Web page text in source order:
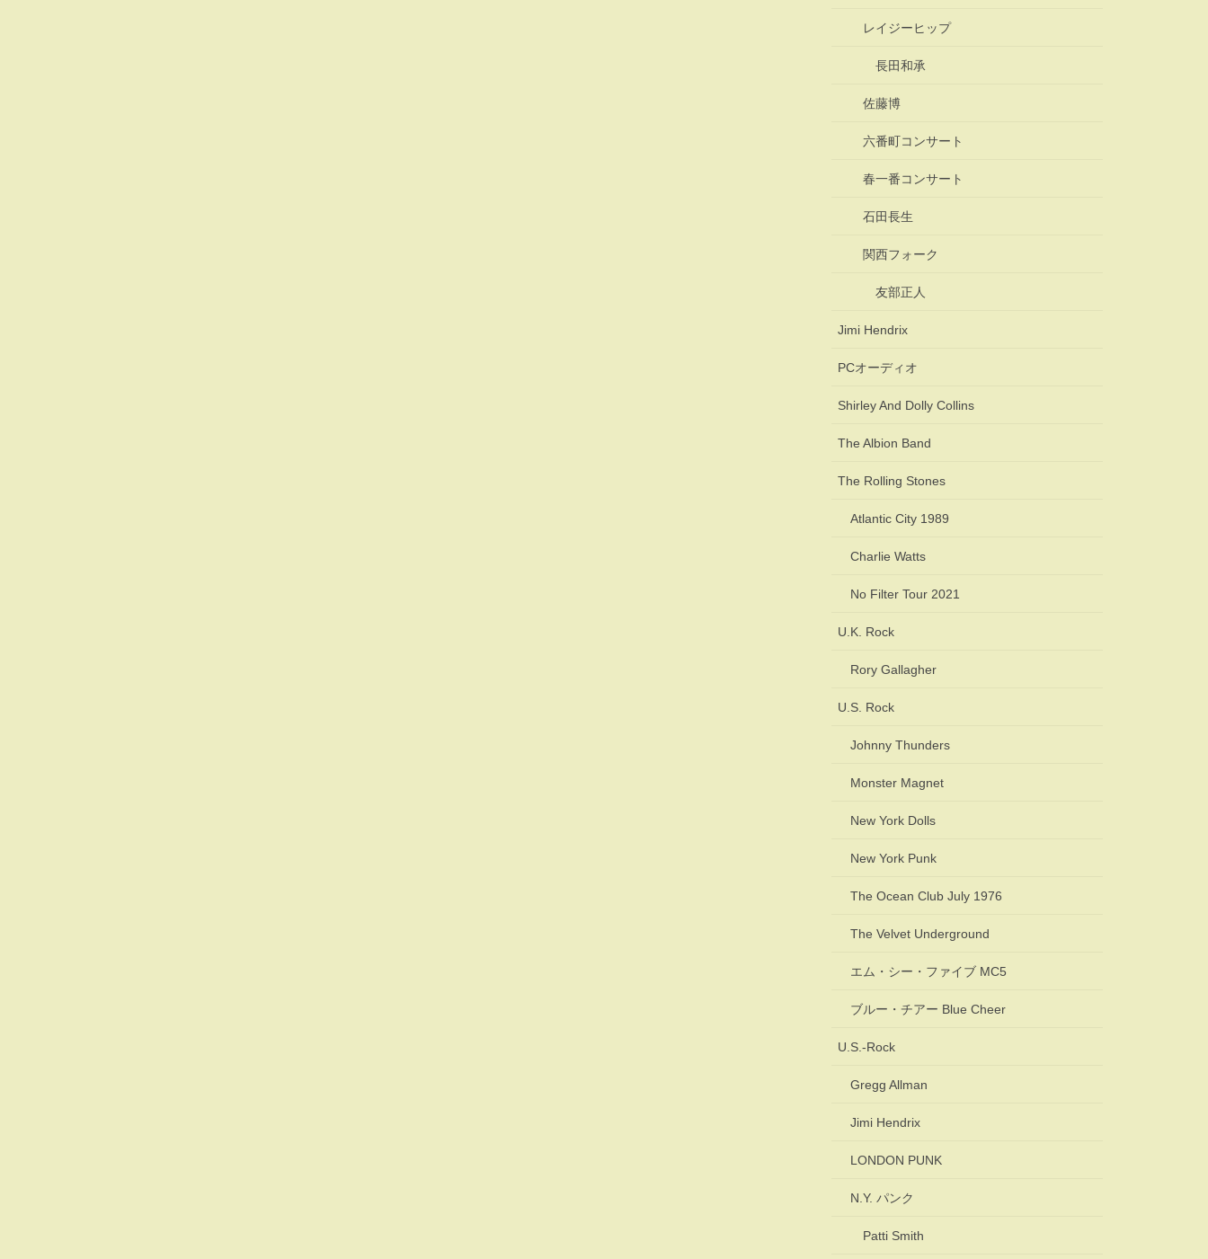
レイジーヒップ
長田和承
佐藤博
六番町コンサート
春一番コンサート
石田長生
関西フォーク
友部正人
Jimi Hendrix
PCオーディオ
Shirley And Dolly Collins
The Albion Band
The Rolling Stones
Atlantic City 1989
Charlie Watts
No Filter Tour 2021
U.K. Rock
Rory Gallagher
U.S. Rock
Johnny Thunders
Monster Magnet
New York Dolls
New York Punk
The Ocean Club July 1976
The Velvet Underground
エム・シー・ファイブ MC5
ブルー・チアー Blue Cheer
U.S.-Rock
Gregg Allman
Jimi Hendrix
LONDON PUNK
N.Y. パンク
Patti Smith